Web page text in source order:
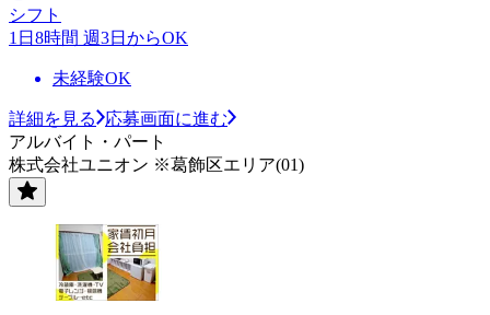
シフト
1日8時間 週3日からOK
未経験OK
詳細を見る
応募画面に進む
アルバイト・パート
株式会社ユニオン ※葛飾区エリア(01)